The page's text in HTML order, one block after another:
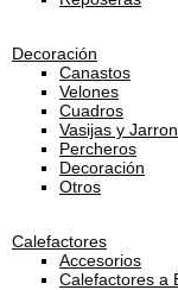
Decoración
Canastos
Velones
Cuadros
Vasijas y
Percheros
Decoración
Otros
Calefactores
Accesorios
Calefactores a